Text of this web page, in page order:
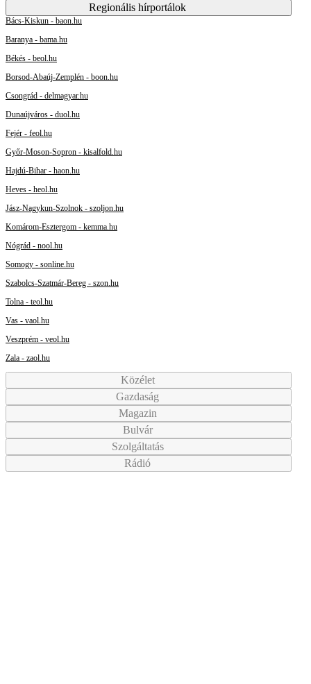
Regionális hírportálok
Bács-Kiskun - baon.hu
Baranya - bama.hu
Békés - beol.hu
Borsod-Abaúj-Zemplén - boon.hu
Csongrád - delmagyar.hu
Dunaújváros - duol.hu
Fejér - feol.hu
Győr-Moson-Sopron - kisalfold.hu
Hajdú-Bihar - haon.hu
Heves - heol.hu
Jász-Nagykun-Szolnok - szoljon.hu
Komárom-Esztergom - kemma.hu
Nógrád - nool.hu
Somogy - sonline.hu
Szabolcs-Szatmár-Bereg - szon.hu
Tolna - teol.hu
Vas - vaol.hu
Veszprém - veol.hu
Zala - zaol.hu
Közélet
Gazdaság
Magazin
Bulvár
Szolgáltatás
Rádió